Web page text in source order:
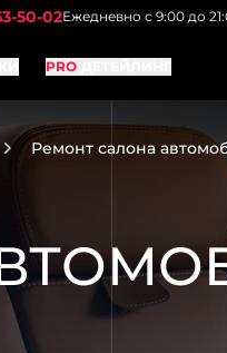
50-02Ежедневно с 9:00 до
PRO
Ремонт салона